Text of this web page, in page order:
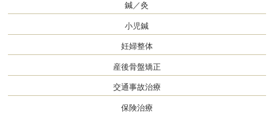
鍼／灸
小児鍼
妊婦整体
産後骨盤矯正
交通事故治療
保険治療